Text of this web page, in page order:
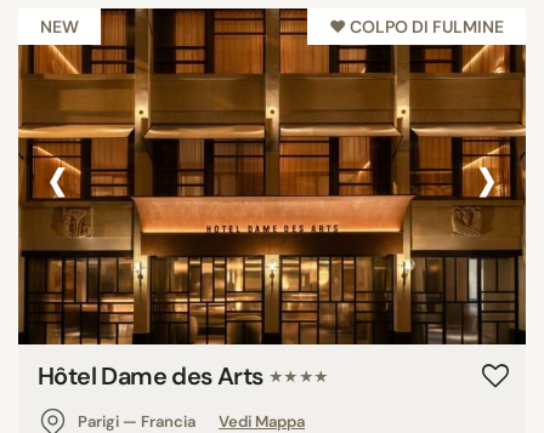
NEW ♥︎ COLPO DI FULMINE
‹ ›
Hôtel Dame des Arts ★★★★
Parigi — Francia
Vedi Mappa